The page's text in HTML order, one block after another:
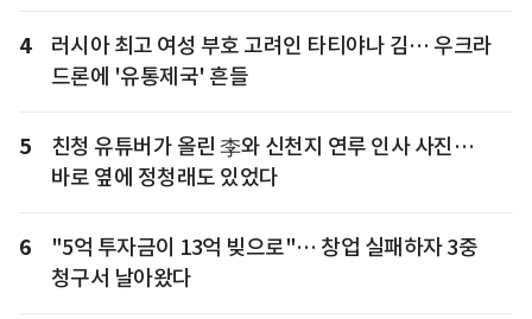
4
러시아 최고 여성 부호 고려인 타티야나 김… 우크라
드론에 '유통제국' 흔들
5
친청 유튜버가 올린 李와 신천지 연루 인사 사진…
바로 옆에 정청래도 있었다
6
"5억 투자금이 13억 빚으로"… 창업 실패하자 3중
청구서 날아왔다